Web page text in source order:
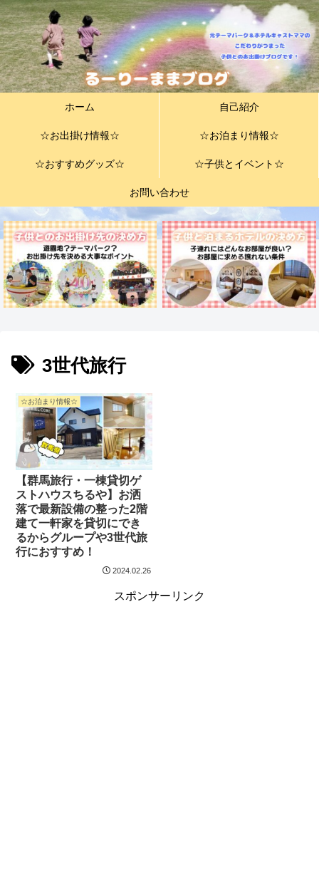
ホーム 自己紹介
☆お出掛け情報☆ ☆お泊まり情報☆
☆おすすめグッズ☆ ☆子供とイベント☆
お問い合わせ
3世代旅行
☆お泊まり情報☆
【群馬旅行・一棟貸切ゲ
ストハウスちるや】お洒
落で最新設備の整った2階
建て一軒家を貸切にでき
るからグループや3世代旅
行におすすめ！
2024.02.26
スポンサーリンク